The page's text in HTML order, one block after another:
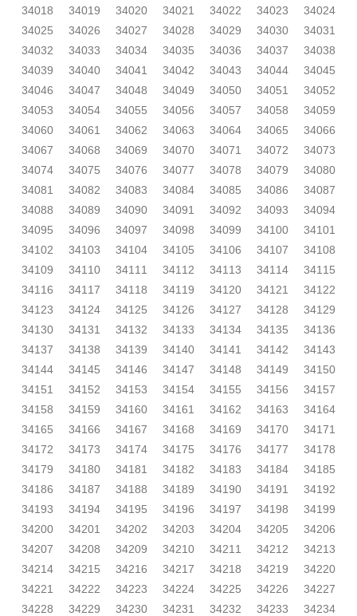
34018
34019 34020 34021 34022 34023
34024
34025
34026 34027 34028 34029 34030
34031
34032
34033 34034 34035 34036 34037
34038
34039
34040 34041 34042 34043 34044
34045
34046
34047 34048 34049 34050 34051
34052
34053
34054 34055 34056 34057 34058
34059
34060
34061 34062 34063 34064 34065
34066
34067
34068 34069 34070 34071 34072
34073
34074
34075 34076 34077 34078 34079
34080
34081
34082 34083 34084 34085 34086
34087
34088
34089 34090 34091 34092 34093
34094
34095
34096 34097 34098 34099 34100
34101
34102
34103 34104 34105 34106 34107
34108
34109
34110 34111 34112 34113 34114
34115
34116
34117 34118 34119 34120 34121
34122
34123
34124 34125 34126 34127 34128
34129
34130
34131 34132 34133 34134 34135
34136
34137
34138 34139 34140 34141 34142
34143
34144
34145 34146 34147 34148 34149
34150
34151
34152 34153 34154 34155 34156
34157
34158
34159 34160 34161 34162 34163
34164
34165
34166 34167 34168 34169 34170
34171
34172
34173 34174 34175 34176 34177
34178
34179
34180 34181 34182 34183 34184
34185
34186
34187 34188 34189 34190 34191
34192
34193
34194 34195 34196 34197 34198
34199
34200
34201 34202 34203 34204 34205
34206
34207
34208 34209 34210 34211 34212
34213
34214
34215 34216 34217 34218 34219
34220
34221
34222 34223 34224 34225 34226
34227
34228
34229 34230 34231 34232 34233
34234